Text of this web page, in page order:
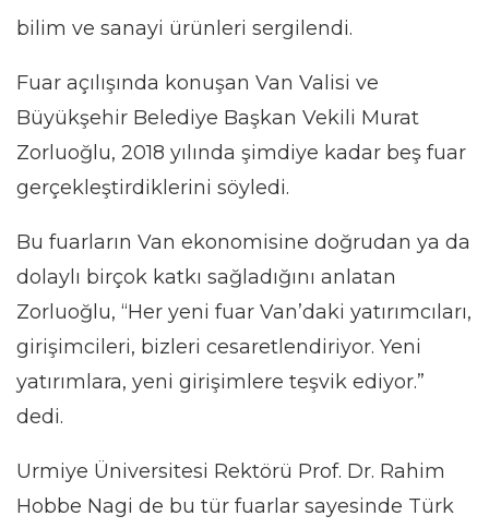
bilim ve sanayi ürünleri sergilendi.
Fuar açılışında konuşan Van Valisi ve
Büyükşehir Belediye Başkan Vekili Murat
Zorluoğlu, 2018 yılında şimdiye kadar beş fuar
gerçekleştirdiklerini söyledi.
Bu fuarların Van ekonomisine doğrudan ya da
dolaylı birçok katkı sağladığını anlatan
Zorluoğlu, “Her yeni fuar Van’daki yatırımcıları,
girişimcileri, bizleri cesaretlendiriyor. Yeni
yatırımlara, yeni girişimlere teşvik ediyor.”
dedi.
Urmiye Üniversitesi Rektörü Prof. Dr. Rahim
Hobbe Nagi de bu tür fuarlar sayesinde Türk